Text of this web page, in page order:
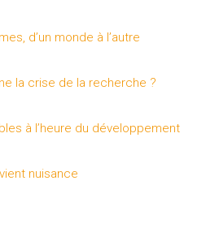
d’un monde à l’autre
la crise de la recherche ?
à l’heure du développement
nuisance